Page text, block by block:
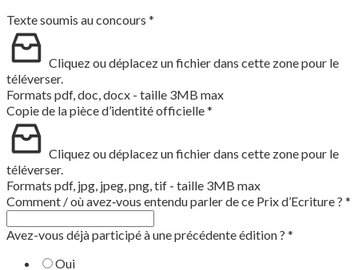
Texte soumis au concours *
Cliquez ou déplacez un fichier dans cette zone pour le
téléverser.
Formats pdf, doc, docx - taille 3MB max
Copie de la pièce d’identité officielle*
Cliquez ou déplacez un fichier dans cette zone pour le
téléverser.
Formats pdf, jpg, jpeg, png, tif - taille 3MB max
Comment / où avez‑vous entendu parler de ce Prix d’Ecriture ? *
Avez-vous déjà participé à une précédente édition ? *
Oui